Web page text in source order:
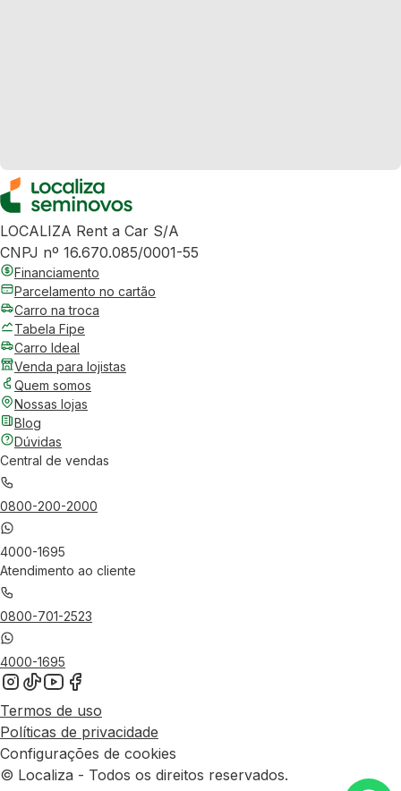
LOCALIZA Rent a Car S/A
CNPJ nº 16.670.085/0001-55
Financiamento
Parcelamento no cartão
Carro na troca
Tabela Fipe
Carro Ideal
Venda para lojistas
Quem somos
Nossas lojas
Blog
Dúvidas
Central de vendas
0800-200-2000
4000-1695
Atendimento ao cliente
0800-701-2523
4000-1695
Termos de uso
Políticas de privacidade
Configurações de cookies
© Localiza - Todos os direitos reservados.